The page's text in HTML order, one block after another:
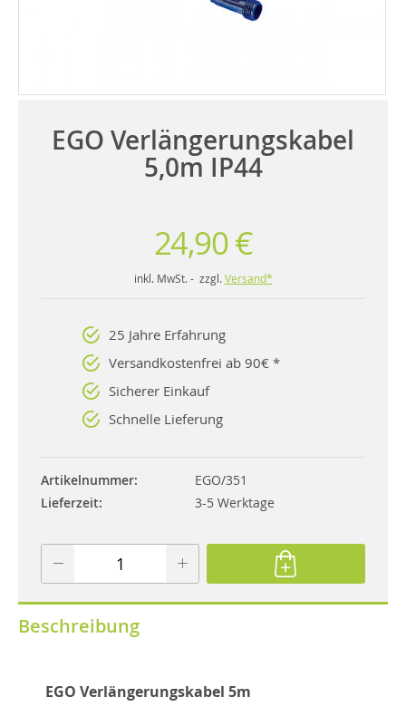
EGO Verlängerungskabel
5,0m IP44
24,90 €
inkl. MwSt. - zzgl. Versand*
25 Jahre Erfahrung
Versandkostenfrei ab 90€ *
Sicherer Einkauf
Schnelle Lieferung
Artikelnummer
EGO/351
Lieferzeit
3-5 Werktage
Beschreibung
EGO Verlängerungskabel 5m